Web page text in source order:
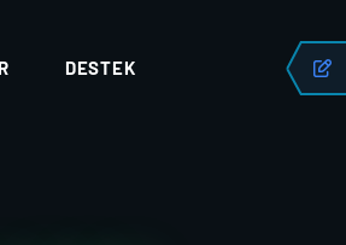
DESTEK